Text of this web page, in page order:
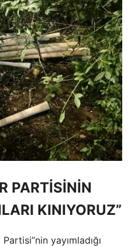
PARTİSİNİN
KINIYORUZ”
yayımladığı